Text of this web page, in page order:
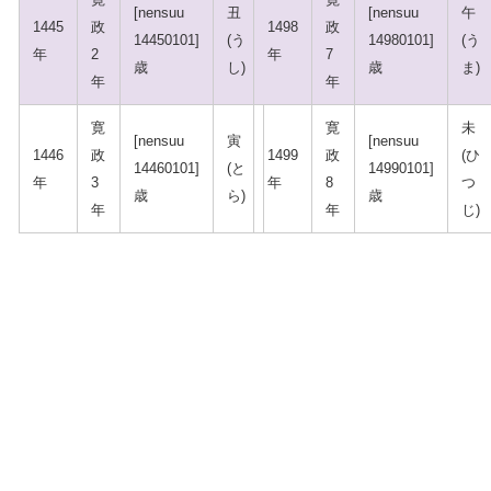
1445
年
政
2
年
[nensuu
14450101]
歳
丑
(う
し)
1446
年
寛
政
3
年
[nensuu
14460101]
歳
寅
(と
ら)
1498
年
政
7
年
[nensuu
14980101]
歳
午
(う
ま)
1499
年
寛
政
8
年
[nensuu
14990101]
歳
未
(ひ
つ
じ)